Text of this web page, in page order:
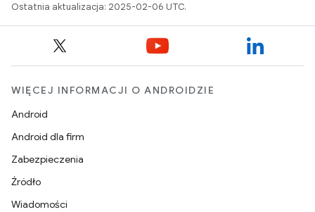
Ostatnia aktualizacja: 2025-02-06 UTC.
WIĘCEJ INFORMACJI O ANDROIDZIE
Android
Android dla firm
Zabezpieczenia
Źródło
Wiadomości